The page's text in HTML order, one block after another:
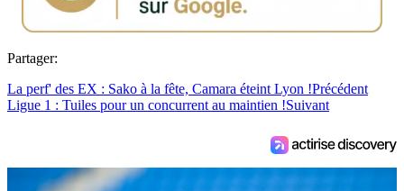
Partager:
La perf' des EX : Sako à la fête, Camara éteint Lyon !Précédent
Ligue 1 : Tuiles pour un concurrent au maintien !Suivant